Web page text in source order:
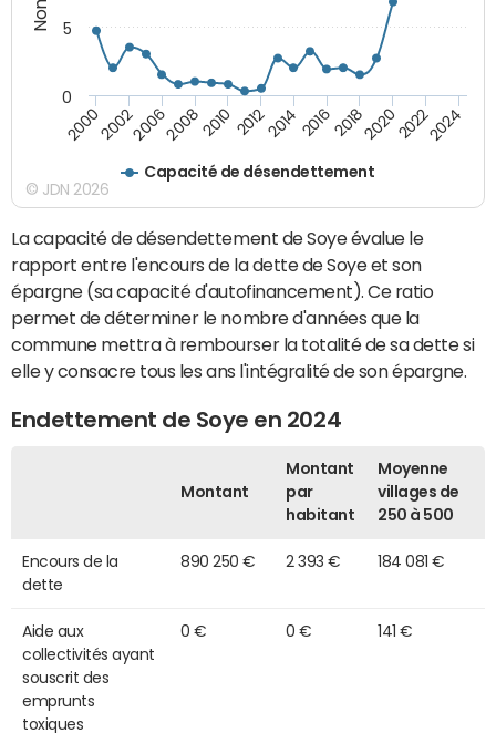
Capacité de désendettement
20002002200620082010 2012201420162018202020222024
0
5
© JDN 2026
La capacité de désendettement de Soye évalue le
rapport entre l'encours de la dette de Soye et son
épargne (sa capacité d'autofinancement). Ce ratio
permet de déterminer le nombre d'années que la
commune mettra à rembourser la totalité de sa dette si
elle y consacre tous les ans l'intégralité de son épargne.
Endettement de Soye en 2024
Montant
Montant
par
habitant
Moyenne
villages de
250 à 500
Encours de la
dette
890 250 € 2 393 € 184 081 €
Aide aux
collectivités ayant
souscrit des
emprunts
toxiques
0 € 0 € 141 €